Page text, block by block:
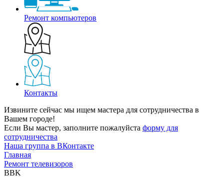
Ремонт компьютеров
Контакты
Извините сейчас мы ищем мастера для сотрудничества в
Вашем городе!
Если Вы мастер, заполните пожалуйста форму для
сотрудничества
Наша группа в ВКонтакте
Главная
Ремонт телевизоров
BBK